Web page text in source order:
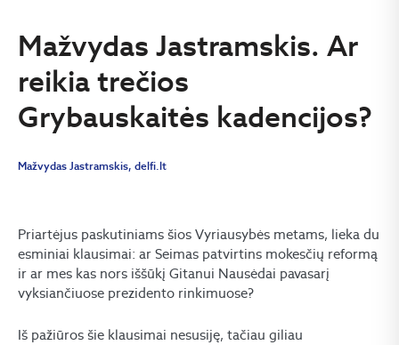
Mažvydas Jastramskis. Ar
reikia trečios
Grybauskaitės kadencijos?
Mažvydas Jastramskis, delfi.lt
Priartėjus paskutiniams šios Vyriausybės metams, lieka du
esminiai klausimai: ar Seimas patvirtins mokesčių reformą
ir ar mes kas nors iššūkį Gitanui Nausėdai pavasarį
vyksiančiuose prezidento rinkimuose?
Iš pažiūros šie klausimai nesusiję, tačiau giliau